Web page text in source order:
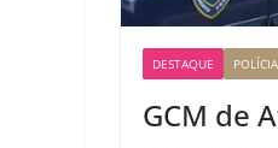
DESTAQUE POLÍCIA
GCM de